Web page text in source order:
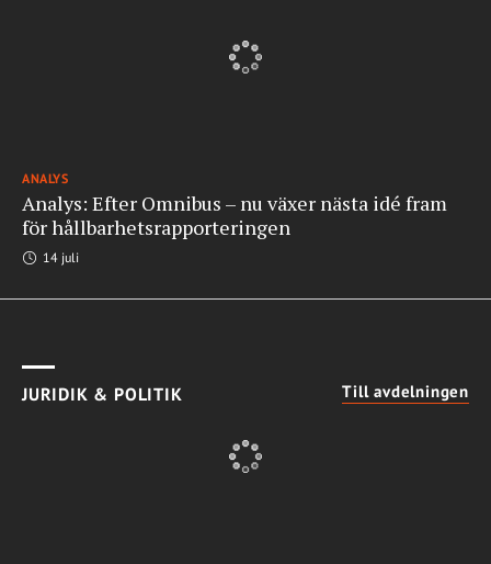
ANALYS
Analys: Efter Omnibus – nu växer nästa idé fram
för hållbarhetsrapporteringen
14 juli
JURIDIK & POLITIK Till avdelningen